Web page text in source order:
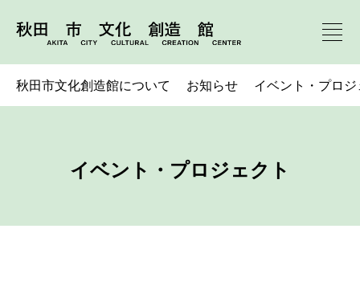
秋田市文化創造館について お知らせ イベント・プロ
イベント・プロジェクト